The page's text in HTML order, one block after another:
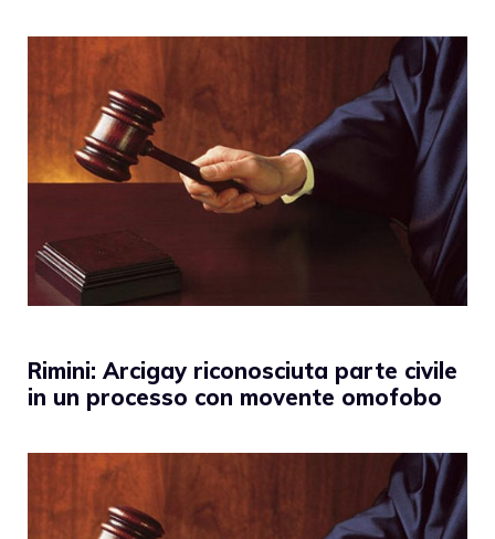
Rimini: Arcigay riconosciuta parte civile
in un processo con movente omofobo